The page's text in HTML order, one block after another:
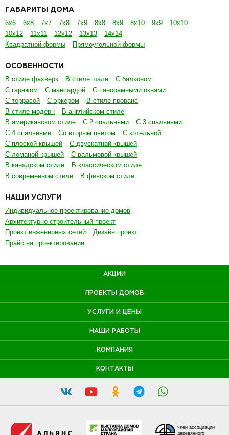
ГАБАРИТЫ ДОМА
6х6 6х8 7х7 7х8 7х9 8х8 8х9 8х10 9х9
10х10
10х12
11х11 12х12 13х13
14х14
Квадратной формы
Прямоугольной формы
ОСОБЕННОСТИ
В стиле фахверк В стиле шале
С балконом
С гаражом
С мансардой
С панорамными окнами
С террасой
С эркером
В стиле прованс
В стиле модерн
В английском стиле
В американском стиле
С 2 спальнями
С 3 спальнями
С 4 спальнями
Со вторым цветом
С котельной
С плоской крышей
С двускатной крышей
С ломаной крышей
С вальмовой крышей
В канадском стиле
В классическом стиле
В современном стиле
В финском стиле
НАШИ УСЛУГИ
Индивидуальное проектирование домов
Архитектурно-строительный проект
Проект инженерных сетей
Дизайн проект
Прайс на проектирование
АКЦИИ
ПРОЕКТЫ ДОМОВ
УСЛУГИ И ЦЕНЫ
НАШИ РАБОТЫ
КОМПАНИЯ
КОНТАКТЫ
член ассоциации
деревянного